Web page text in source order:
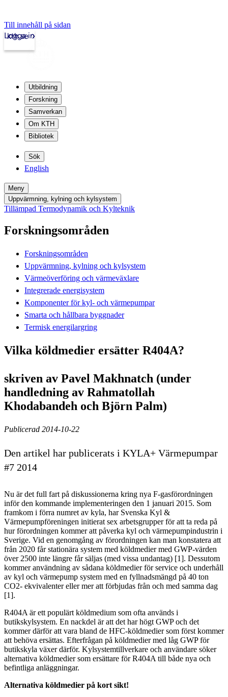
Till innehåll på sidan
kth.se
Logga in
Utbildning
Forskning
Samverkan
Om KTH
Bibliotek
Sök
English
Meny
Uppvärmning, kylning och kylsystem
Tillämpad Termodynamik och Kylteknik
Forskningsområden
Forskningsområden
Uppvärmning, kylning och kylsystem
Värmeöverföring och värmeväxlare
Integrerade energisystem
Komponenter för kyl- och värmepumpar
Smarta och hållbara byggnader
Termisk energilargring
Vilka köldmedier ersätter R404A?
skriven av Pavel Makhnatch (under
handledning av Rahmatollah
Khodabandeh och Björn Palm)
Publicerad 2014-10-22
Den artikel har publicerats i KYLA+ Värmepumpar
#7 2014
Nu är det full fart på diskussionerna kring nya F-gasförordningen
inför den kommande implementeringen den 1 januari 2015. Som
framkom i förra numret av kyla, har Svenska Kyl &
Värmepumpföreningen initierat sex arbetsgrupper för att ta reda på
hur förordningen kommer att påverka kyl och värmepumpindustrin i
Sverige. Vid en genomgång av förordningen kan man konstatera att
från 2020 får stationära system med köldmedier med GWP-värden
över 2500 inte längre får säljas (med vissa undantag) [1]. Dessutom
kommer användning av sådana köldmedier för service och underhåll
av kyl och värmepump system med en fyllnadsmängd på 40 ton
CO2- ekvivalenter eller mer att förbjudas från och med samma dag
[1].
R404A är ett populärt köldmedium som ofta används i
butikskylsystem. En nackdel är att det har högt GWP och det
kommer därför att vara bland de HFC-köldmedier som först kommer
att behöva ersättas. Efterfrågan på köldmedier med låg GWP för
butikskyla växer därför. Kylsystemtillverkare och användare söker
alternativa köldmedier som ersättare för R404A till både nya och
befintliga anläggningar.
Alternativa köldmedier på kort sikt!